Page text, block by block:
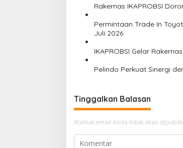
p
s
Rakernas IKAPROBSI
Permintaan Trade In
Juli 2026
IKAPROBSI Gelar
Pelindo Perkuat Sinergi
Tinggalkan Balasan
Alamat email Anda tidak akan